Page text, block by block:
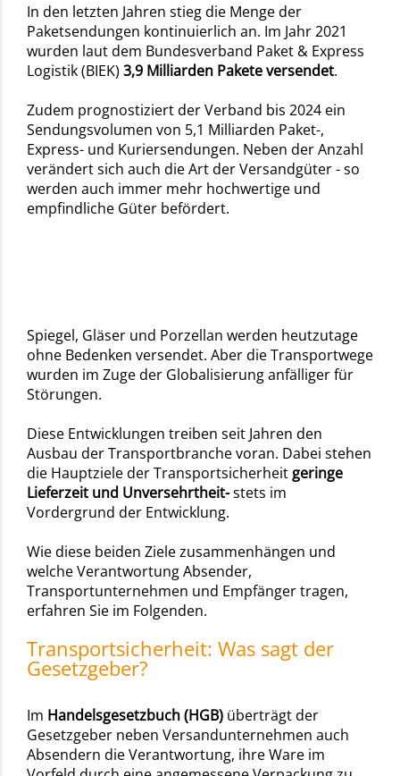
In den letzten Jahren stieg die Menge der
Paketsendungen kontinuierlich an. Im Jahr 2021
wurden laut dem Bundesverband Paket & Express
Logistik (BIEK) 3,9 Milliarden Pakete versendet.
Zudem prognostiziert der Verband bis 2024 ein
Sendungsvolumen von 5,1 Milliarden Paket-,
Express- und Kuriersendungen. Neben der Anzahl
verändert sich auch die Art der Versandgüter - so
werden auch immer mehr hochwertige und
empfindliche Güter befördert.
Spiegel, Gläser und Porzellan werden heutzutage
ohne Bedenken versendet. Aber die Transportwege
wurden im Zuge der Globalisierung anfälliger für
Störungen.
Diese Entwicklungen treiben seit Jahren den
Ausbau der Transportbranche voran. Dabei stehen
die Hauptziele der Transportsicherheit geringe
Lieferzeit und Unversehrtheit-stets im
Vordergrund der Entwicklung.
Wie diese beiden Ziele zusammenhängen und
welche Verantwortung Absender,
Transportunternehmen und Empfänger tragen,
erfahren Sie im Folgenden.
Transportsicherheit: Was sagt der
Gesetzgeber?
Im Handelsgesetzbuch (HGB) überträgt der
Gesetzgeber neben Versandunternehmen auch
Absendern die Verantwortung, ihre Ware im